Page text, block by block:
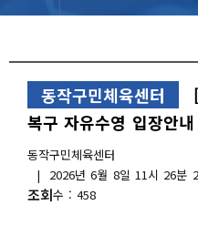
동작구민체육센터
복구 자유수영 입장안내
작
성
자
동작구민체육센터
작
성
2026년 6월 8일 11시 26분
조회 458